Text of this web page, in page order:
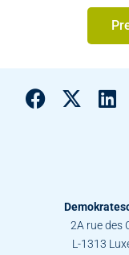
2A rue des
L-1313